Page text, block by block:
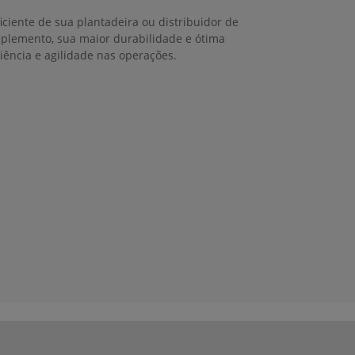
de sua plantadeira ou distribuidor de
sua maior durabilidade e ótima
e agilidade nas operações.